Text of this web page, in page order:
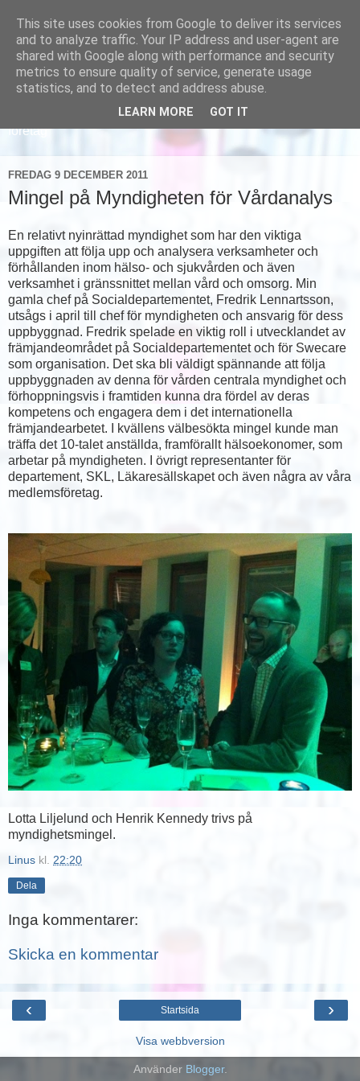
Läs om hur vi marknadsför svensk sjukvård och svenska
företag
FREDAG 9 DECEMBER 2011
Mingel på Myndigheten för Vårdanalys
En relativt nyinrättad myndighet som har den viktiga
uppgiften att följa upp och analysera verksamheter och
förhållanden inom hälso- och sjukvården och även
verksamhet i gränssnittet mellan vård och omsorg. Min
gamla chef på Socialdepartementet, Fredrik Lennartsson,
utsågs i april till chef för myndigheten och ansvarig för dess
uppbyggnad. Fredrik spelade en viktig roll i utvecklandet av
främjandeområdet på Socialdepartementet och för Swecare
som organisation. Det ska bli väldigt spännande att följa
uppbyggnaden av denna för vården centrala myndighet och
förhoppningsvis i framtiden kunna dra fördel av deras
kompetens och engagera dem i det internationella
främjandearbetet. I kvällens välbesökta mingel kunde man
träffa det 10-talet anställda, framförallt hälsoekonomer, som
arbetar på myndigheten. I övrigt representanter för
departement, SKL, Läkaresällskapet och även några av våra
medlemsföretag.
Lotta Liljelund och Henrik Kennedy trivs på
myndighetsmingel.
Linus kl. 22:20
Dela
Inga kommentarer:
Skicka en kommentar
‹ ›
Startsida
Visa webbversion
Använder Blogger.
This site uses cookies from Google to deliver its services
and to analyze traffic. Your IP address and user-agent are
shared with Google along with performance and security
metrics to ensure quality of service, generate usage
statistics, and to detect and address abuse.
LEARN MORE GOT IT